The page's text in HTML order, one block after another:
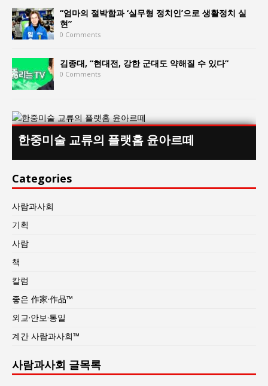
“엄마의 절박함과 ‘실무형 정치인’으로 생활정치 실
현”
0 Comments
김종대, “현대전, 강한 군대도 약해질 수 있다”
0 Comments
한중미술 교류의 플랫홈 윤아르떼
Categories
사람과사회
기획
사람
책
칼럼
좋은 作家·作品™
외교·안보·통일
계간 사람과사회™
사람과사회 글목록